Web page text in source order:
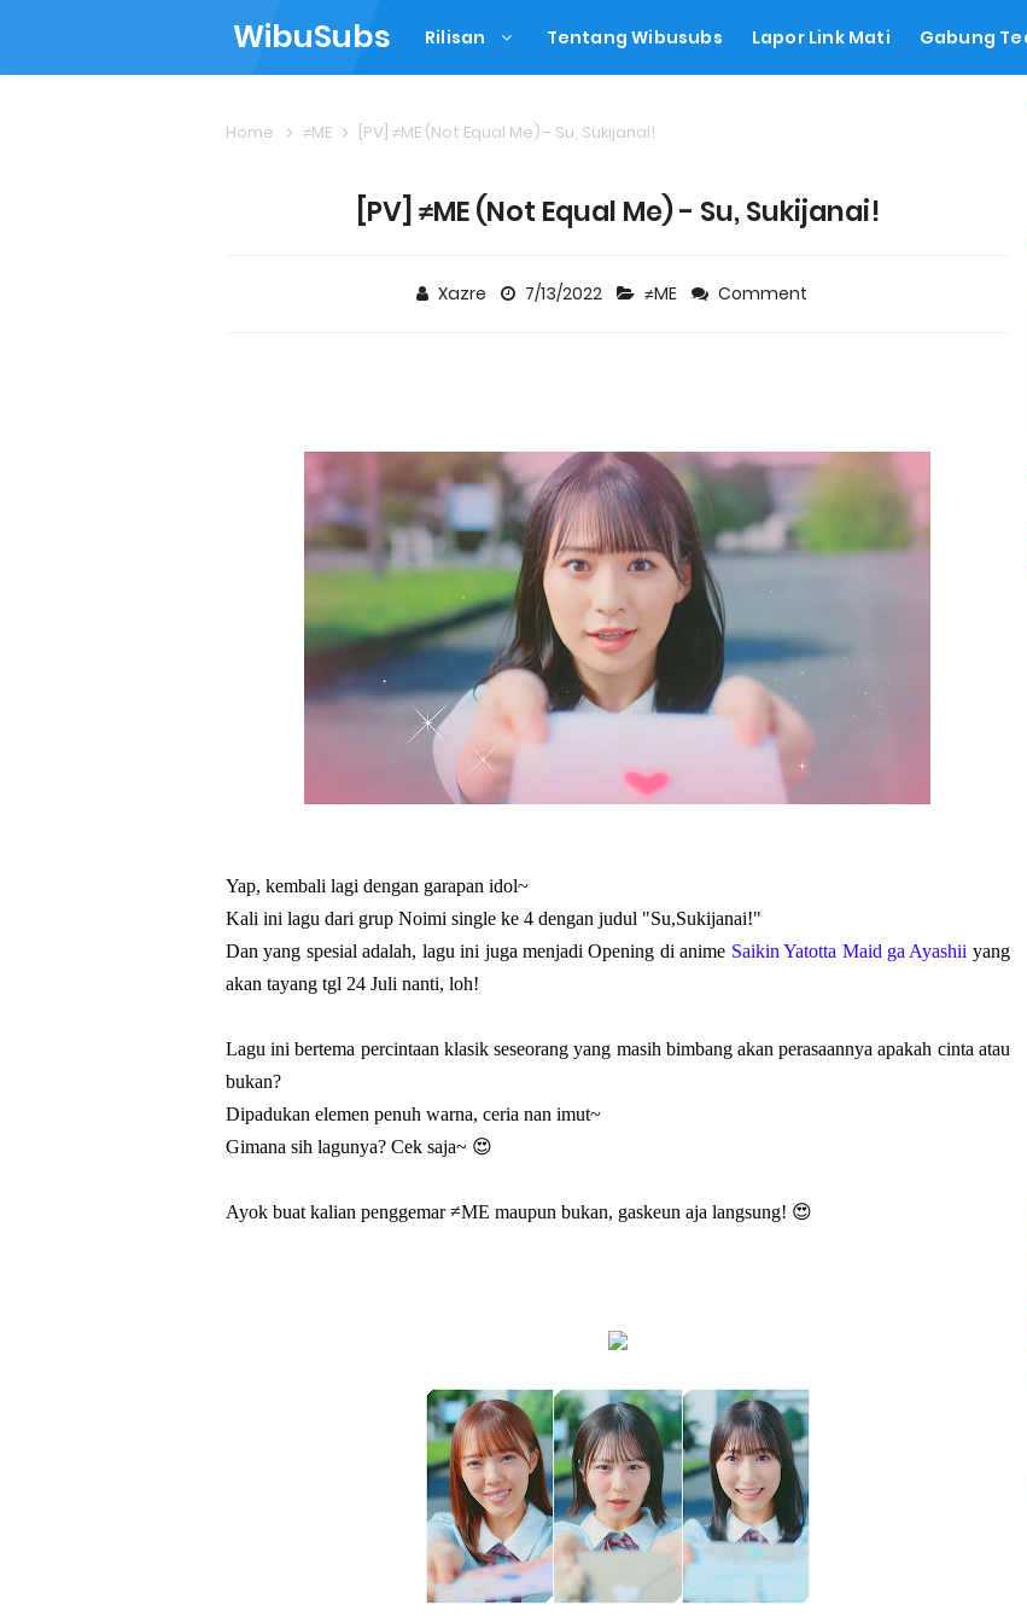
WibuSubs Rilisan Tentang Wibusubs Lapor Link Mati Gabung
Home ≠ME [PV] ≠ME (Not Equal Me) - Su, Sukijanai!
[PV] ≠ME (Not Equal Me) - Su, Sukijanai!
Xazre 7/13/2022 ≠ME Comment
Yap, kembali lagi dengan garapan idol~
Kali ini lagu dari grup Noimi single ke 4 dengan judul "Su,Sukijanai!"
Dan yang spesial adalah, lagu ini juga menjadi Opening di anime Saikin Yatotta Maid ga Ayashii yang
akan tayang tgl 24 Juli nanti, loh!
Lagu ini bertema percintaan klasik seseorang yang masih bimbang akan perasaannya apakah cinta atau
bukan?
Dipadukan elemen penuh warna, ceria nan imut~
Gimana sih lagunya? Cek saja~ 😍
Ayok buat kalian penggemar ≠ME maupun bukan, gaskeun aja langsung! 😍